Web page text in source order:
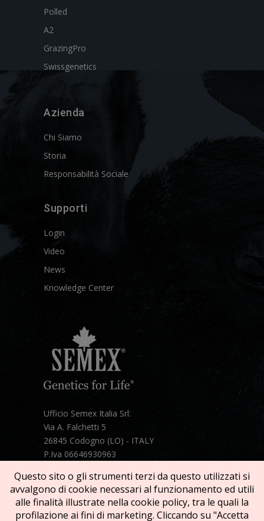
Polled
A2
GrazingPro
Swissgenetics
Azienda
Chi Siamo
Storia
Responsabilità Sociale
Supporti
Login
Video
News
Knowledge Center
Ufficio Semex Italia Srl:
Via A. Falchetti 5
26845 Codogno (LO) - ITALY
P.Iva 06646930963
Mail: semex@semexitalia.it
Guarda la mappa
Questo sito o gli strumenti terzi da questo utilizzati si
avvalgono di cookie necessari al funzionamento ed utili
alle finalità illustrate nella cookie policy, tra le quali la
profilazione ai fini di marketing. Cliccando su "Accetta